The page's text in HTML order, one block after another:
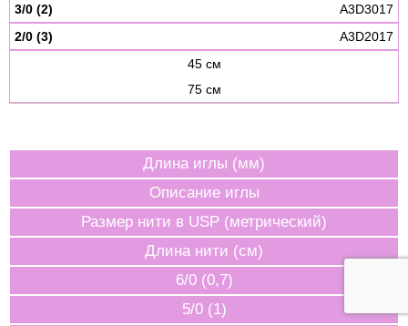
3/0 (2)
A3D3017
2/0 (3)
A3D2017
45 см
75 см
Длина иглы (мм)
Описание иглы
Размер нити в USP (метрический)
Длина нити (см)
6/0 (0,7)
5/0 (1)